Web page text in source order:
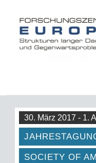
30. März 2017 - 1.
SOCIETY OF